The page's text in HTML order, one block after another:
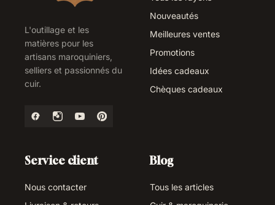
L'outillage et les
matières pour les
artisans maroquiniers,
selliers et passionnés du
cuir.
Nouveautés
Meilleures ventes
Promotions
Idées cadeaux
Chèques cadeaux
Service client
Nous contacter
Blog
Tous les articles